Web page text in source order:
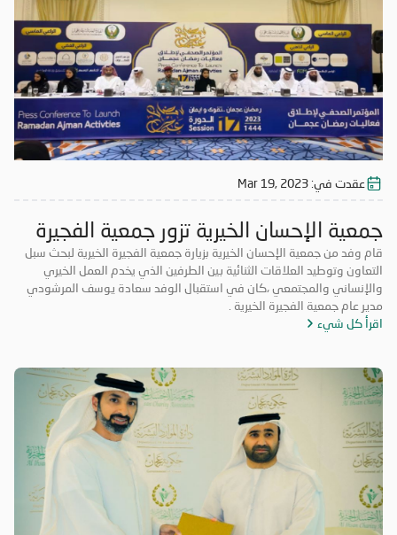
عقدت في: Mar 19, 2023
جمعية الإحسان الخيرية تزور جمعية الفجيرة
الخيرية
قام وفد من جمعية الإحسان الخيرية بزيارة جمعية الفجيرة الخيرية لبحث سبل
التعاون وتوطيد العلاقات الثنائية بين الطرفين الذي يخدم العمل الخيري
والإنساني والمجتمعي ،كان في استقبال الوفد سعادة يوسف المرشودي
مدير عام جمعية الفجيرة الخيرية .
اقرأ كل شيء